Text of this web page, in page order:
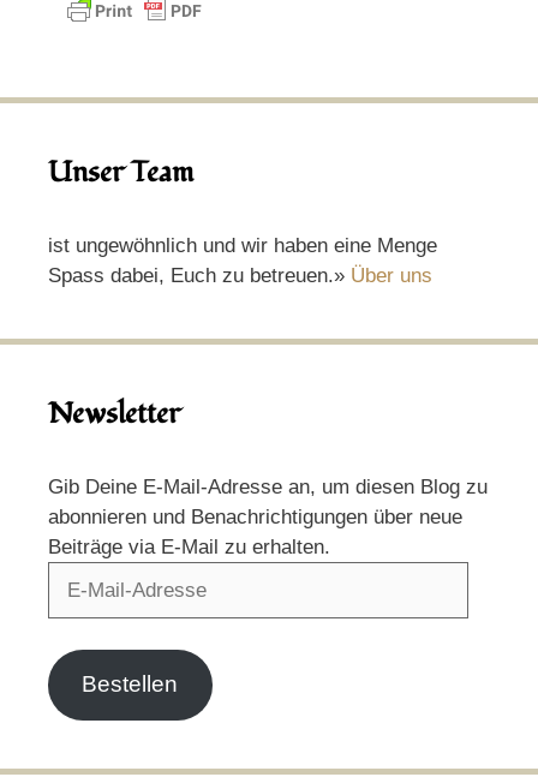
Unser Team
ist ungewöhnlich und wir haben eine Menge
Spass dabei, Euch zu betreuen.» Über uns
Newsletter
Gib Deine E-Mail-Adresse an, um diesen Blog zu
abonnieren und Benachrichtigungen über neue
Beiträge via E-Mail zu erhalten.
Bestellen